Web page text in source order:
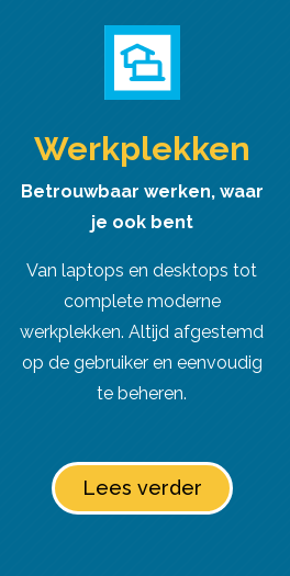
Werkplekken
Betrouwbaar werken, waar
je ook bent
Van laptops en desktops tot
complete moderne
werkplekken. Altijd afgestemd
op de gebruiker en eenvoudig
te beheren.
Lees verder